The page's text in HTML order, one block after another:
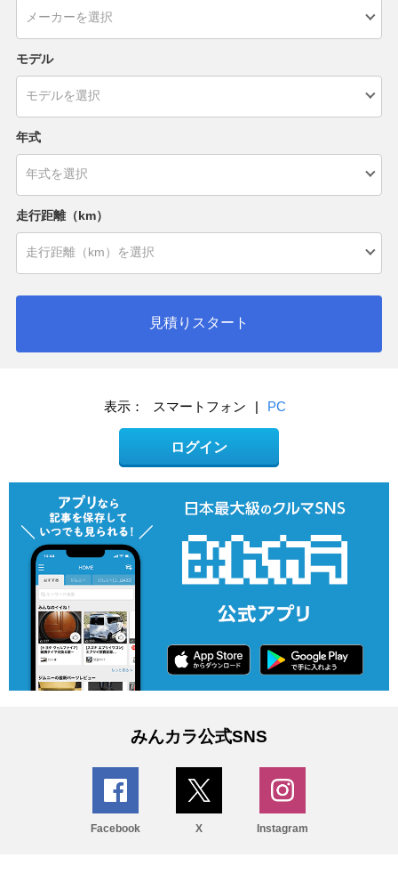
モデル
年式
走行距離（km）
見積りスタート
表示： スマートフォン | PC
ログイン
みんカラ公式SNS
Facebook X Instagram